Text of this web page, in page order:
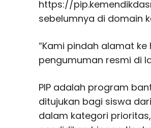
https://
sebelumnya di domain
“Kami pindah alamat
pengumuman resmi di
PIP adalah program
ditujukan bagi siswa
dalam kategori